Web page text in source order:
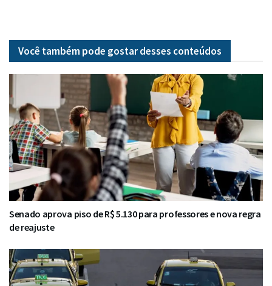
Você também pode gostar desses conteúdos
Senado aprova piso de R$ 5.130 para professores e nova regra
de reajuste